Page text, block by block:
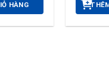
HÀNG